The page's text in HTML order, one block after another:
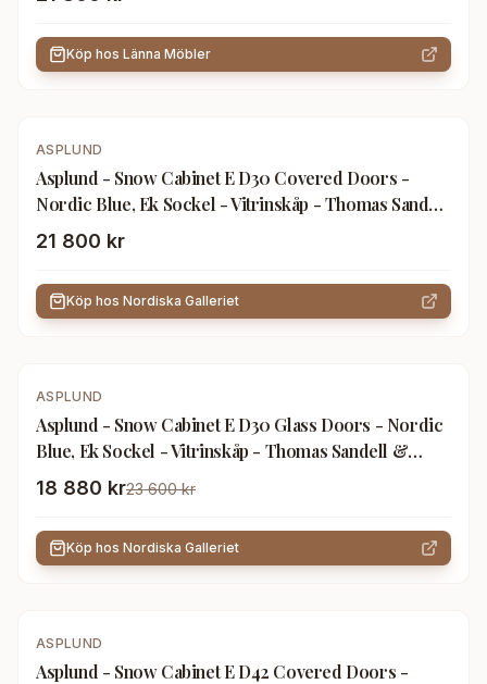
Köp hos Länna Möbler
ASPLUND
Asplund - Snow Cabinet E D30 Covered Doors -
Nordic Blue, Ek Sockel - Vitrinskåp - Thomas Sandell
& Jonas Bohlin - Blå - Trä
21 800 kr
Köp hos Nordiska Galleriet
-20 %
ASPLUND
Asplund - Snow Cabinet E D30 Glass Doors - Nordic
Blue, Ek Sockel - Vitrinskåp - Thomas Sandell &
Jonas Bohlin - Blå - Trä
18 880 kr23 600 kr
Köp hos Nordiska Galleriet
ASPLUND
Asplund - Snow Cabinet E D42 Covered Doors -